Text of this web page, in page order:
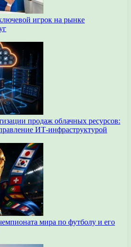
игрок на рынке
продаж облачных ресурсов:
ИТ-инфраструктурой
мира по футболу и его